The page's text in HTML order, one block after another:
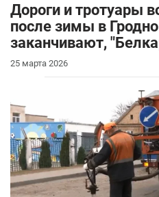
Дороги и тротуары
после зимы в
заканчивают,
25 марта 2026